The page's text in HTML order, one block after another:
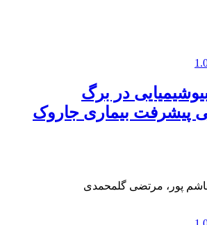
در برگ
پیشرفت بیماری جاروک
پور، مرتضی گلمحمدی